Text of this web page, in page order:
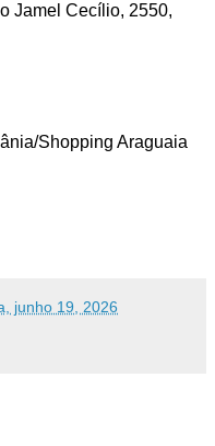
Jamel Cecílio, 2550,
Shopping Araguaia
junho 19, 2026